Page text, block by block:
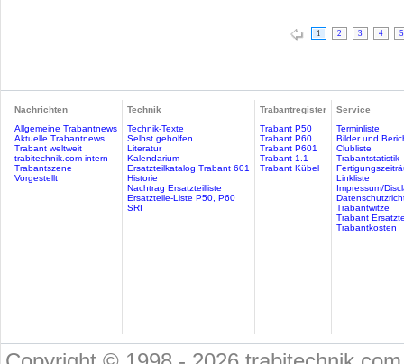
1 2 3 4 5
Nachrichten
Allgemeine Trabantnews
Aktuelle Trabantnews
Trabant weltweit
trabitechnik.com intern
Trabantszene
Vorgestellt
Technik
Technik-Texte
Selbst geholfen
Literatur
Kalendarium
Ersatzteilkatalog Trabant 601
Historie
Nachtrag Ersatzteilliste
Ersatzteile-Liste P50, P60
SRI
Trabantregister
Trabant P50
Trabant P60
Trabant P601
Trabant 1.1
Trabant Kübel
Service
Terminliste
Bilder und
Clubliste
Trabantstatistik
Linkliste
Impressum/
Trabantwitze
Trabant
Trabantkosten